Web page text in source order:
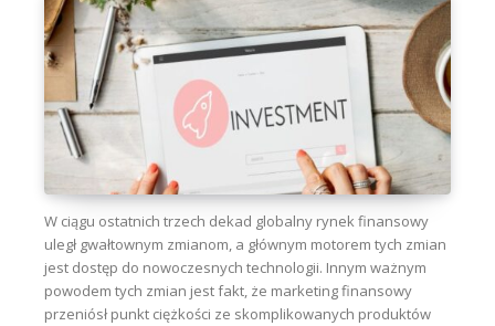
W ciągu ostatnich trzech dekad globalny rynek finansowy
uległ gwałtownym zmianom, a głównym motorem tych zmian
jest dostęp do nowoczesnych technologii. Innym ważnym
powodem tych zmian jest fakt, że marketing finansowy
przeniósł punkt ciężkości ze skomplikowanych produktów